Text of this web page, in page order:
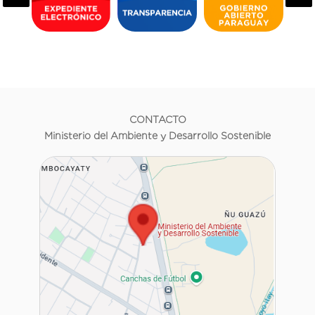
CONTACTO
Ministerio del Ambiente y Desarrollo Sostenible